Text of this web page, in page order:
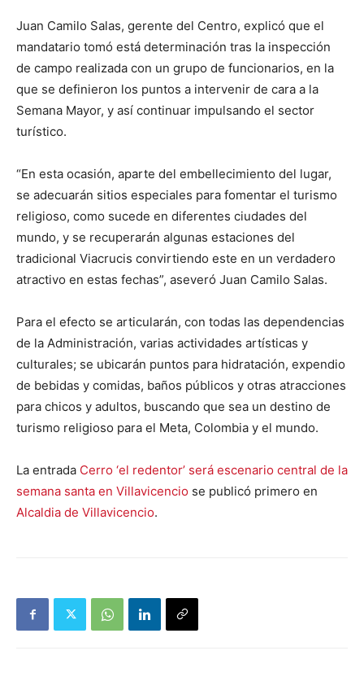
Juan Camilo Salas, gerente del Centro, explicó que el
mandatario tomó está determinación tras la inspección
de campo realizada con un grupo de funcionarios, en la
que se definieron los puntos a intervenir de cara a la
Semana Mayor, y así continuar impulsando el sector
turístico.
“En esta ocasión, aparte del embellecimiento del lugar,
se adecuarán sitios especiales para fomentar el turismo
religioso, como sucede en diferentes ciudades del
mundo, y se recuperarán algunas estaciones del
tradicional Viacrucis convirtiendo este en un verdadero
atractivo en estas fechas”, aseveró Juan Camilo Salas.
Para el efecto se articularán, con todas las dependencias
de la Administración, varias actividades artísticas y
culturales; se ubicarán puntos para hidratación, expendio
de bebidas y comidas, baños públicos y otras atracciones
para chicos y adultos, buscando que sea un destino de
turismo religioso para el Meta, Colombia y el mundo.
La entrada Cerro ‘el redentor’ será escenario central de la
semana santa en Villavicencio se publicó primero en
Alcaldia de Villavicencio.